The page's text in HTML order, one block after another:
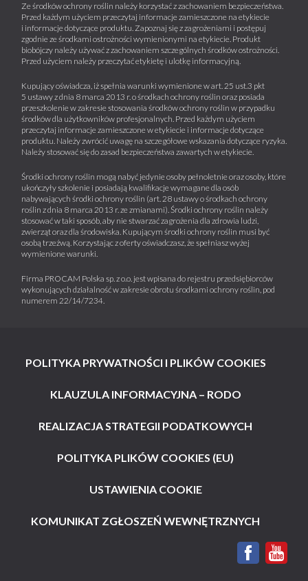
Ze środków ochrony roślin należy korzystać z zachowaniem bezpieczeństwa.
Przed każdym użyciem przeczytaj informacje zamieszczone na etykiecie
i informacje dotyczące produktu. Zapoznaj się z zagrożeniami i postępuj
zgodnie ze środkami ostrożności wymienionymi na etykiecie. Produkt
biobójczy należy używać z zachowaniem szczególnych środków ostrożności.
Przed użyciem należy przeczytać etykietę i ulotkę informacyjną.
Kupujący oświadcza, iż spełnia warunki wymienione w art. 25 ust.3 pkt
5 ustawy z dnia 8 marca 2013 r. o środkach ochrony roślin oraz posiada
przeszkolenie w zakresie stosowania środków ochrony roślin w przypadku
środków dla użytkowników profesjonalnych. Przed każdym użyciem
przeczytaj informacje zamieszczone w etykiecie i informacje dotyczące
produktu. Należy zwrócić uwagę na szczegółowe wskazania dotyczące ryzyka.
Należy stosować się do zasad bezpieczeństwa zawartych w etykiecie.
Środki ochrony roślin mogą nabyć jedynie osoby pełnoletnie oraz osoby, które
ukończyły szkolenie i posiadają kwalifikacje wymagane dla osób
nabywających środki ochrony roślin (art. 28 ustawy o środkach ochrony
roślin z dnia 8 marca 2013 r. ze zmianami). Środki ochrony roślin należy
stosować w taki sposób, aby nie stwarzać zagrożenia dla zdrowia ludzi,
zwierząt oraz dla środowiska. Kupującym środki ochrony roślin musi być
osobą trzeźwą. Korzystając z oferty oświadczasz, że spełniasz wyżej
wymienione warunki.
Firma PROCAM Polska sp. z o.o. jest wpisana do rejestru przedsiębiorców
wykonujących działalność w zakresie obrotu środkami ochrony roślin, pod
numerem 22/14/7234.
POLITYKA PRYWATNOŚCI I PLIKÓW COOKIES
KLAUZULA INFORMACYJNA – RODO
REALIZACJA STRATEGII PODATKOWYCH
POLITYKA PLIKÓW COOKIES (EU)
USTAWIENIA COOKIE
KOMUNIKAT ZGŁOSZEŃ WEWNĘTRZNYCH